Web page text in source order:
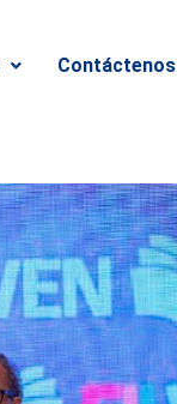
Contáctenos